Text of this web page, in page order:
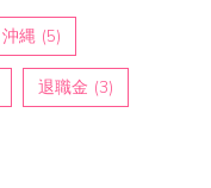
沖縄 (5)
退職金 (3)